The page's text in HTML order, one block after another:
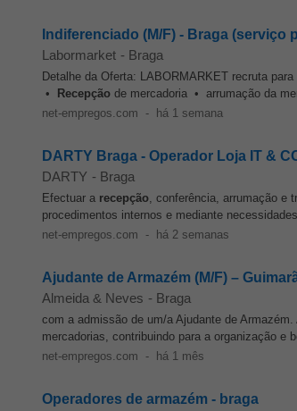
Indiferenciado (M/F) - Braga (serviço
Labormarket - Braga
Detalhe da Oferta: LABORMARKET recruta
•
Recepção de mercadoria • arrumação da
net-empregos.com - há 1 semana
DARTY Braga - Operador Loja IT &
DARTY - Braga
Efectuar a recepção, conferência, arrumação e
procedimentos internos e mediante
net-empregos.com - há 2 semanas
Ajudante de Armazém (M/F) –
Almeida & Neves - Braga
com a admissão de um/a Ajudante de
mercadorias, contribuindo para a organização
net-empregos.com - há 1 mês
Operadores de armazém - braga